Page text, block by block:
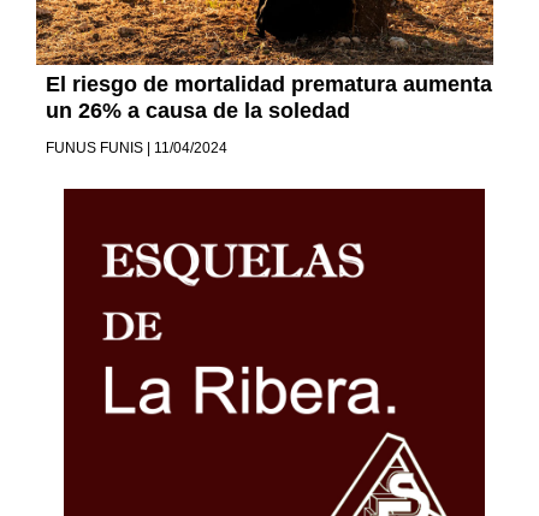
El riesgo de mortalidad prematura aumenta
un 26% a causa de la soledad
FUNUS FUNIS | 11/04/2024